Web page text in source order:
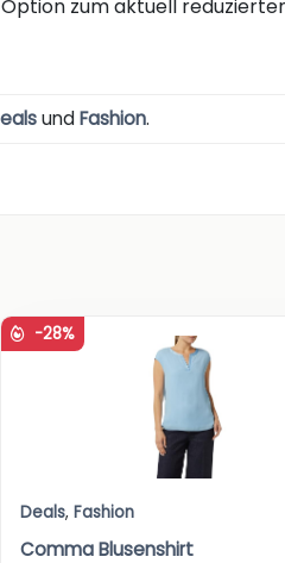
zum aktuell
undFashion.
-28%
Deals, Fashion
Comma Blusenshirt